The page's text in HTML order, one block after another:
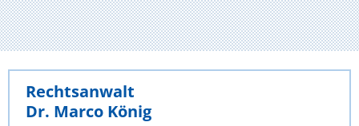
Rechtsanwalt
Dr. Marco König